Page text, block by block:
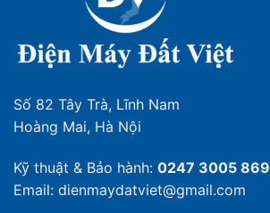
Số 82 Tây Trà, Lĩnh Nam
Hoàng Mai, Hà Nội
Kỹ thuật & Bảo hành: 0247 3005 869
Email: dienmaydatviet@gmail.com